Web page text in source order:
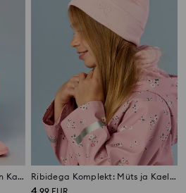
Veekindel Laste Kombinesoon Kapuutsiga ja Peegeldavate Detailidega Ribidega Komplekt: Müts ja Kaelarätt Tikitud Lõngaloojaga